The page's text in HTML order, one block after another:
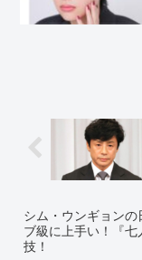
シム・ウンギョンの
ブ級に上手い！『
技！